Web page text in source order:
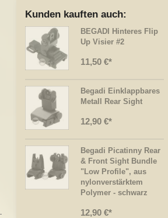
Kunden kauften auch:
BEGADI Hinteres Flip
Up Visier #2
11,50 €
Begadi Einklappbares
Metall Rear Sight
12,90 €
Begadi Picatinny Rear
& Front Sight Bundle
"Low Profile", aus
nylonverstärktem
Polymer - schwarz
12,90 €